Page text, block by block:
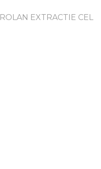
ROLAN EXTRACTIE CEL